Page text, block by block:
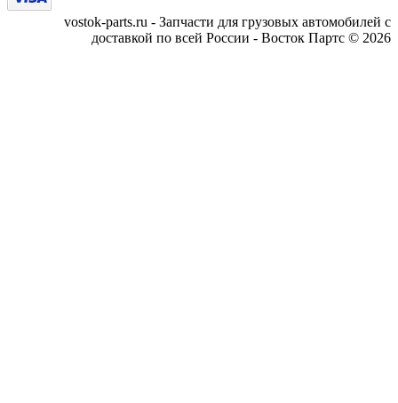
vostok-parts.ru - Запчасти для грузовых автомобилей с
доставкой по всей России - Восток Партс © 2026